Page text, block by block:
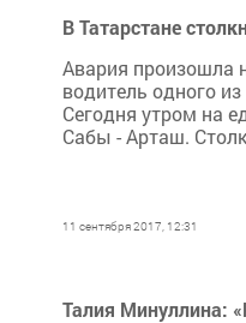
В Татарстане
Авария произошла
водитель одного
Сегодня утром на
Сабы - Арташ.
11 сентября 2017, 12:31
Талия Минуллина: